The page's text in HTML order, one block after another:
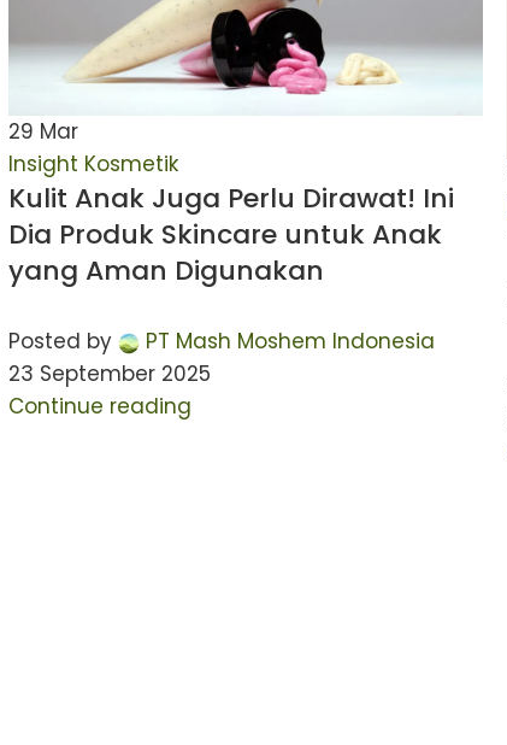
29 Mar
Insight Kosmetik
Kulit Anak Juga Perlu Dirawat! Ini
Dia Produk Skincare untuk Anak
yang Aman Digunakan
Posted by
PT Mash Moshem Indonesia
23 September 2025
Continue reading